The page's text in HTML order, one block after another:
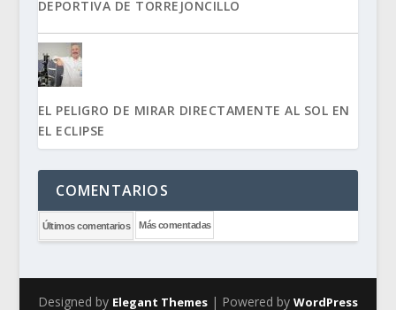
DEPORTIVA DE TORREJONCILLO
EL PELIGRO DE MIRAR DIRECTAMENTE AL SOL EN
EL ECLIPSE
COMENTARIOS
Últimos comentarios Más comentadas
Designed by Elegant Themes| Powered by WordPress